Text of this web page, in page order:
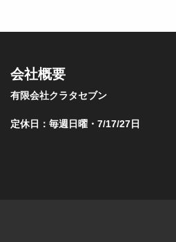
会社概要
有限会社クラタセブン
定休日：毎週日曜・7/17/27日